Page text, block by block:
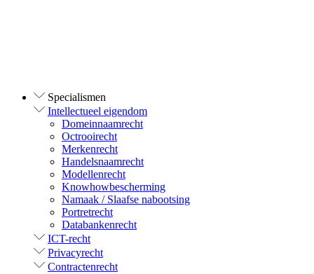
Specialismen
Intellectueel eigendom
Domeinnaamrecht
Octrooirecht
Merkenrecht
Handelsnaamrecht
Modellenrecht
Knowhowbescherming
Namaak / Slaafse nabootsing
Portretrecht
Databankenrecht
ICT-recht
Privacyrecht
Contractenrecht